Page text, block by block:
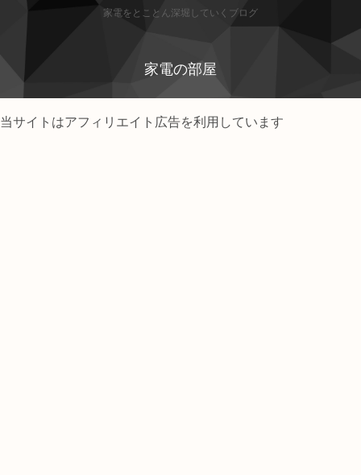
家電をとことん深堀していくブログ
家電の部屋
当サイトはアフィリエイト広告を利用しています